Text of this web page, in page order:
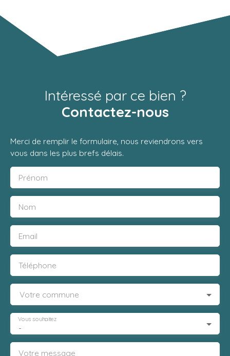
Intéressé par ce bien ?
Contactez-nous
Merci de remplir le formulaire, nous reviendrons vers
vous dans les plus brefs délais.
Prénom
Nom
Email
Téléphone
Votre commune
-
Vous souhaitez
Votre message